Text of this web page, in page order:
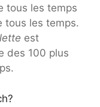
tous les temps
tous les temps.
est
des 100 plus